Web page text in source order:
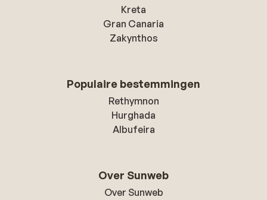
Kreta
Gran Canaria
Zakynthos
Populaire bestemmingen
Rethymnon
Hurghada
Albufeira
Over Sunweb
Over Sunweb